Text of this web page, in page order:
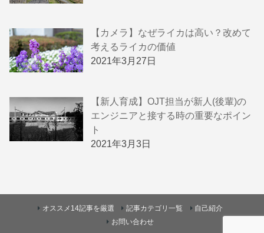
【カメラ】なぜライカは高い？改めて
考えるライカの価値
2021年3月27日
【新人育成】OJT担当が新人(後輩)の
エンジニアと接する時の重要なポイン
ト
2021年3月3日
オススメ14記事を厳選 記事カテゴリ一覧
自己紹介
お問い合わせ